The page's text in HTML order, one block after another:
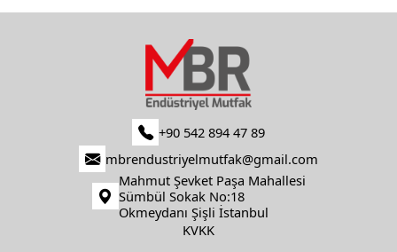
+90 542 894 47 89
mbrendustriyelmutfak@gmail.com
Mahmut Şevket Paşa Mahallesi
Sümbül Sokak No:18
Okmeydanı Şişli İstanbul
KVKK